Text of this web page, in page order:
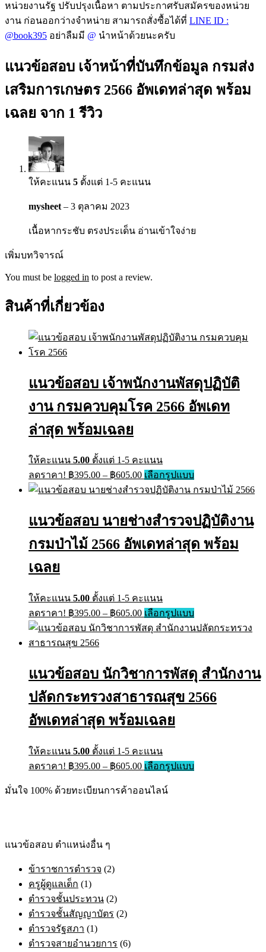
หน่วยงานรัฐ ปรับปรุงเนื้อหา ตามประกาศรับสมัครของหน่วย
งาน ก่อนออกว่างจำหน่าย สามารถสั่งซื้อได้ที่ LINE ID :
@book395 อย่าลืมมี @ นำหน้าด้วยนะครับ
แนวข้อสอบ เจ้าหน้าที่บันทึกข้อมูล กรมส่ง
เสริมการเกษตร 2566 อัพเดทล่าสุด พร้อม
เฉลย จาก 1 รีวิว
ให้คะแนน 5 ตั้งแต่ 1-5 คะแนน
mysheet – 3 ตุลาคม 2023
เนื้อหากระชับ ตรงประเด็น อ่านเข้าใจง่าย
เพิ่มบทวิจารณ์
You must be logged in to post a review.
สินค้าที่เกี่ยวข้อง
แนวข้อสอบ เจ้าพนักงานพัสดุปฏิบัติ
งาน กรมควบคุมโรค 2566 อัพเดท
ล่าสุด พร้อมเฉลย
ให้คะแนน 5.00 ตั้งแต่ 1-5 คะแนน
ลดราคา! ฿395.00 – ฿605.00 เลือกรูปแบบ
แนวข้อสอบ นายช่างสำรวจปฏิบัติงาน
กรมป่าไม้ 2566 อัพเดทล่าสุด พร้อม
เฉลย
ให้คะแนน 5.00 ตั้งแต่ 1-5 คะแนน
ลดราคา! ฿395.00 – ฿605.00 เลือกรูปแบบ
แนวข้อสอบ นักวิชาการพัสดุ สำนักงาน
ปลัดกระทรวงสาธารณสุข 2566
อัพเดทล่าสุด พร้อมเฉลย
ให้คะแนน 5.00 ตั้งแต่ 1-5 คะแนน
ลดราคา! ฿395.00 – ฿605.00 เลือกรูปแบบ
มั่นใจ 100% ด้วยทะเบียนการค้าออนไลน์
แนวข้อสอบ ตำแหน่งอื่น ๆ
ข้าราชการตำรวจ (2)
ครูผู้ดูแลเด็ก (1)
ตำรวจชั้นประทวน (2)
ตำรวจชั้นสัญญาบัตร (2)
ตำรวจรัฐสภา (1)
ตำรวจสายอำนวยการ (6)